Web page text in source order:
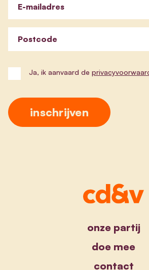
E-mailadres
Postcode
Ja, ik aanvaard de
onze partij
doe mee
contact